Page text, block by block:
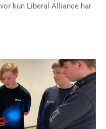
kun Liberal Alliance har